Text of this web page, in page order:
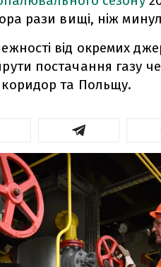
рази вищі, ніж
від окремих
постачання газу
та Польщу.